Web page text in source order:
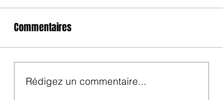
Commentaires
Rédigez un commentaire...